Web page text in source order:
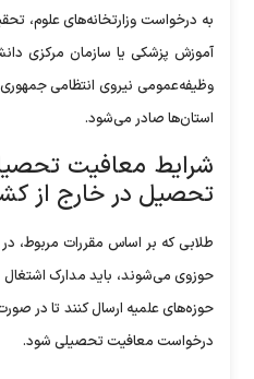
به درخواست وزارتخانه‌های علوم،
آموزش پزشکی یا سازمان مرکزی
وظیفه‌عمومی نیروی انتظامی
استان‌ها صادر می‌شود.
شرایط معافیت
تحصیل در خارج از
طلابی که بر اساس مقررات مربوط،
حوزوی می‌شوند، باید مدارک
حوزه‌های علمیه ارسال کنند تا در
درخواست معافیت تحصیلی شود.